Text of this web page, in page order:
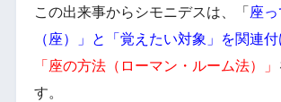
この出来事からシモニデスは、「 座
（座）」と「覚えたい対象」を関連
「座の方法（ローマン・ルーム法）」
す。